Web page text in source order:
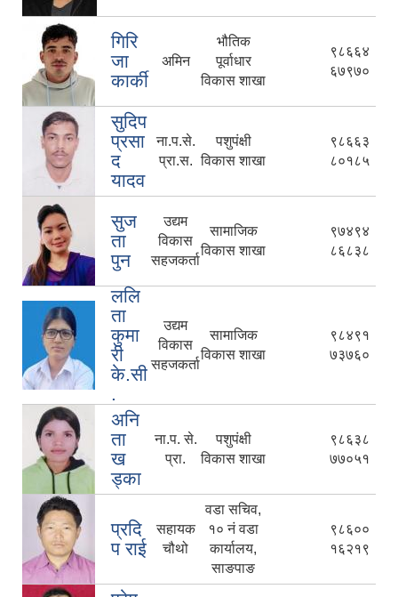
गिरि
जा
कार्की
अमिन
भौतिक
पूर्वाधार
विकास शाखा
९८६६४
६७९७०
सुदिप
प्रसा
द
यादव
ना.प.से.
प्रा.स.
पशुपंक्षी
विकास शाखा
९८६६३
८०१८५
सुज
ता
पुन
उद्यम
विकास
सहजकर्ता
सामाजिक
विकास शाखा
९७४९४
८६८३८
ललि
ता
कुमा
री
के.सी
.
उद्यम
विकास
सहजकर्ता
सामाजिक
विकास शाखा
९८४९१
७३७६०
अनि
ता
ख
ड्का
ना.प. से.
प्रा.
पशुपंक्षी
विकास शाखा
९८६३८
७७०५१
प्रदि
प राई
सहायक
चौथो
वडा सचिव,
१० नं वडा
कार्यालय,
साङपाङ
९८६००
१६२१९